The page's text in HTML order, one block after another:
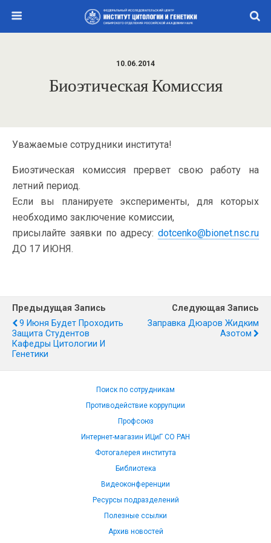
10.06.2014
Биоэтическая Комиссия
Уважаемые сотрудники института!
Биоэтическая комиссия прервет свою работу на
летний период.
Если вы планируете эксперименты, для которых
необходимо заключение комиссии,
присылайте заявки по адресу: dotcenko@bionet.nsc.ru
ДО 17 ИЮНЯ.
Предыдущая Запись
9 Июня Будет Проходить
Защита Студентов
Кафедры Цитологии И
Генетики
Следующая Запись
Заправка Дюаров Жидким
Азотом
Поиск по сотрудникам
Противодействие коррупции
Профсоюз
Интернет-магазин ИЦиГ СО РАН
Фотогалерея института
Библиотека
Видеоконференции
Ресурсы подразделений
Полезные ссылки
Архив новостей